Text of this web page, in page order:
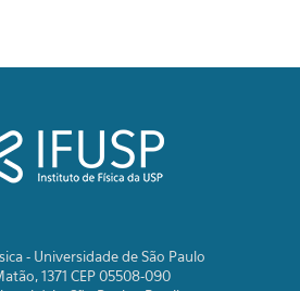
- Universidade de São Paulo
1371 CEP 05508-090